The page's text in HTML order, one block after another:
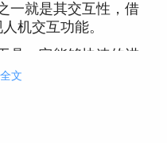
一就是其交互性，借
机交互功能。
具，它能够快速的进
各类数据生成汇总
以提高excel报告的生
文